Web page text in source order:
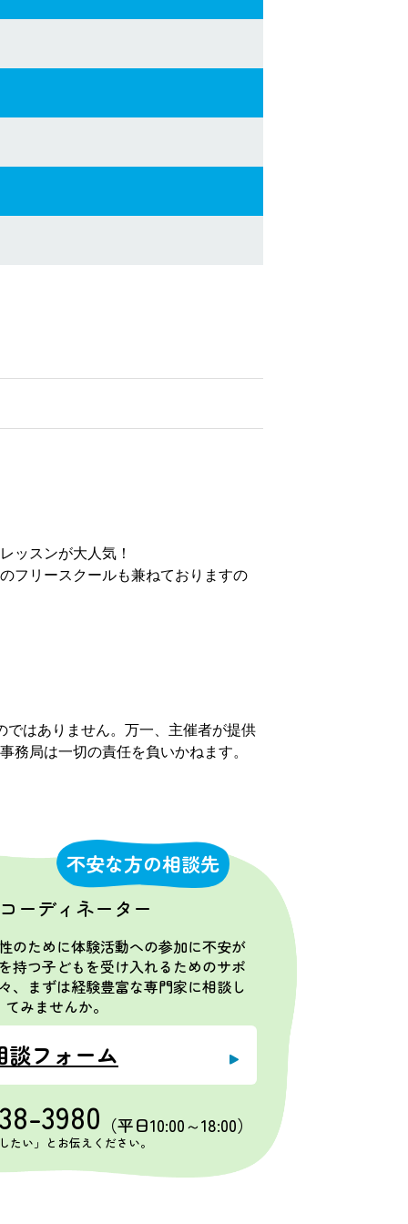
ッスンが大人気！
フリースクールも兼ねておりますの
はありません。万一、主催者が提供
局は一切の責任を負いかねます。
不安な方の相談先
ーディネーター
のために体験活動への参加に不安が
持つ子どもを受け入れるためのサポ
、まずは経験豊富な専門家に相談し
てみませんか。
談フォーム
3980 （平日10:00～18:00）
たい」とお伝えください。